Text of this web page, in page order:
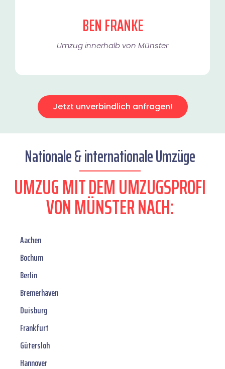
BEN FRANKE
Umzug innerhalb von Münster​
Jetzt unverbindlich anfragen!
Nationale & internationale Umzüge
UMZUG MIT DEM UMZUGSPROFI
VON MÜNSTER NACH:
Aachen
Bochum
Berlin
Bremerhaven
Duisburg
Frankfurt
Gütersloh
Hannover